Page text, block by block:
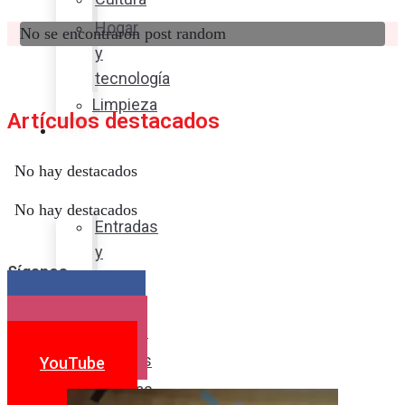
Hogar
y
tecnología
Limpieza
Cocina
sabor
Entradas
y
Postres
Bebidas
No se encontraron post random
Artículos destacados
No hay destacados
No hay destacados
Síganos
YouTube